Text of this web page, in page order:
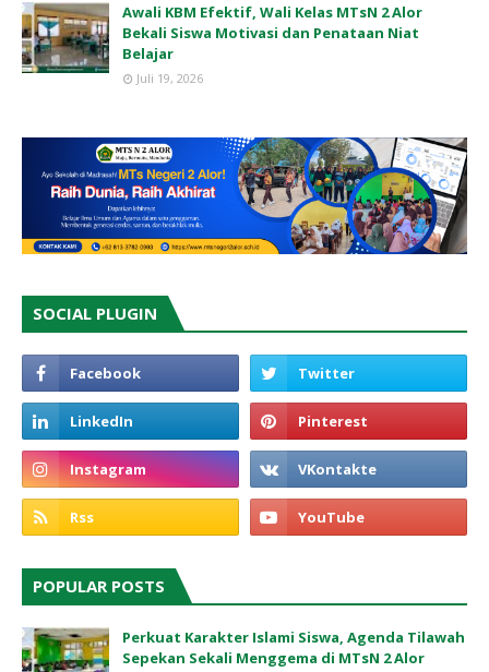
Awali KBM Efektif, Wali Kelas MTsN 2 Alor
Bekali Siswa Motivasi dan Penataan Niat
Belajar
Juli 19, 2026
SOCIAL PLUGIN
POPULAR POSTS
Perkuat Karakter Islami Siswa, Agenda Tilawah
Sepekan Sekali Menggema di MTsN 2 Alor